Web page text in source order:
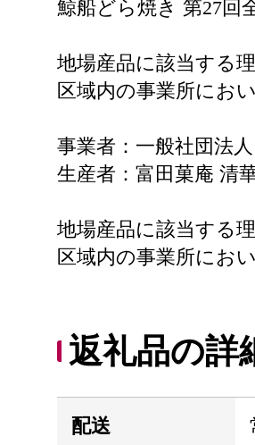
鯨船どら焼き 第27
地場産品に該当する
区域内の事業所にお
事業者：一般社団法
生産者：富田菓庵 清
地場産品に該当する
区域内の事業所にお
返礼品の詳
配送